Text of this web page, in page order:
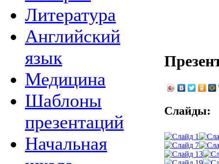
Литература
Английский
язык
Медицина
Шаблоны
презентаций
Начальная
Слайды: